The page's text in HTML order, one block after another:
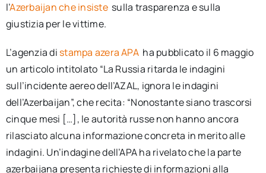
l’Azerbaijan che insiste sulla trasparenza e sulla
giustizia per le vittime.
L’agenzia di stampa azera APA ha pubblicato il 6 maggio
un articolo intitolato “La Russia ritarda le indagini
sull’incidente aereo dell’AZAL, ignora le indagini
dell’Azerbaijan”, che recita: “Nonostante siano trascorsi
cinque mesi […], le autorità russe non hanno ancora
rilasciato alcuna informazione concreta in merito alle
indagini. Un’indagine dell’APA ha rivelato che la parte
azerbaijana presenta richieste di informazioni alla